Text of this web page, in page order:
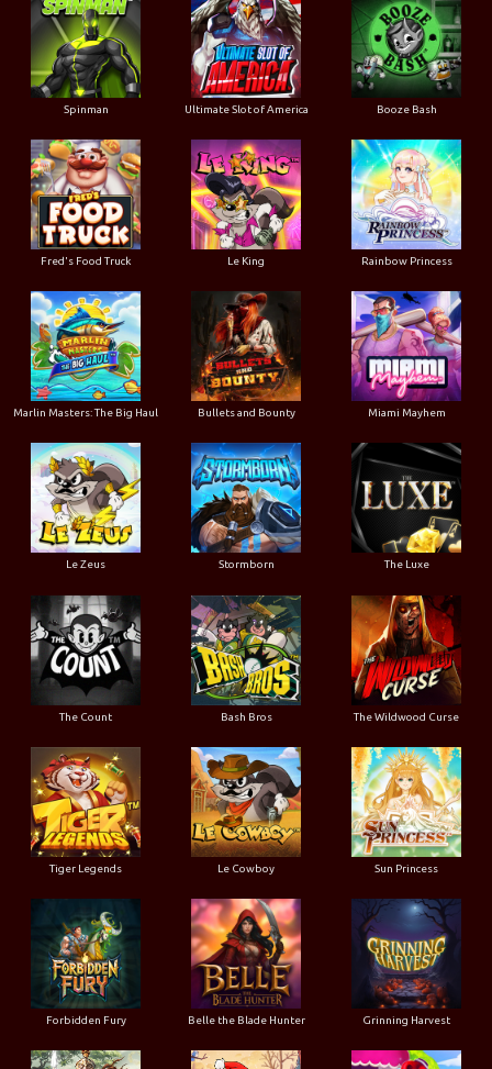
Spinman Ultimate Slot of America Booze Bash
Fred's Food Truck Le King Rainbow Princess
Marlin Masters: The Big Haul Bullets and Bounty Miami Mayhem
Le Zeus Stormborn The Luxe
The Count Bash Bros The Wildwood Curse
Tiger Legends Le Cowboy Sun Princess
Forbidden Fury Belle the Blade Hunter Grinning Harvest